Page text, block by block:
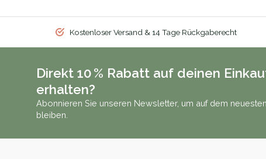
Kostenloser Versand & 14 Tage Rückgaberecht
Direkt 10 % Rabatt auf deinen
erhalten?
Abonnieren Sie unseren Newsletter, um auf dem
bleiben.